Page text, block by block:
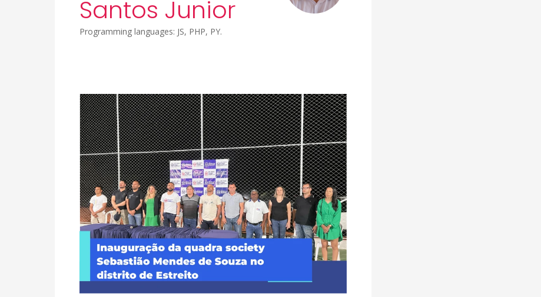
Santos Junior
Programming languages: JS, PHP, PY.
Inauguração
da
quadra
society
Sebastião
Mendes
de
Souza
no
distrito
Estreito